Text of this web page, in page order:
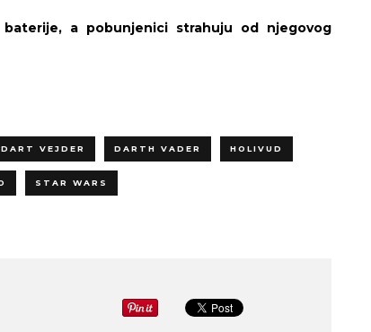
a pobunjenici strahuju od njegovog
DART VEJDER DARTH VADER HOLIVUD
STAR WARS